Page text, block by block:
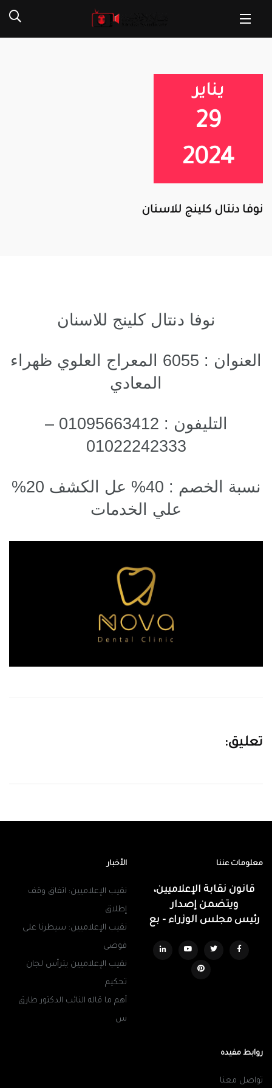
يناير
29
2024
نوفا دنتال كلينج للاسنان
نوفا دنتال كلينج للاسنان
العنوان : 6055 المعراج العلوي ظهراء
المعادي
التليفون : 01095663412 –
01022242333
نسبة الخصم : 40% عل الكشف 20%
علي الخدمات
تعليق:
معلومات عننا
قانون نقابة الإعلاميين،
ويتضمن إصدار
رئيس مجلس الوزراء - بع
الأخبار
نقيب الإعلاميين: اتفاق وقف
إطلاق
نقيب الإعلاميين: سيطرنا على
فوضى
نقيب الإعلاميين يترأس لجان
تحكيم
أهم ما قاله النائب الدكتور طارق
س
روابط مفيده
تواصل معنا